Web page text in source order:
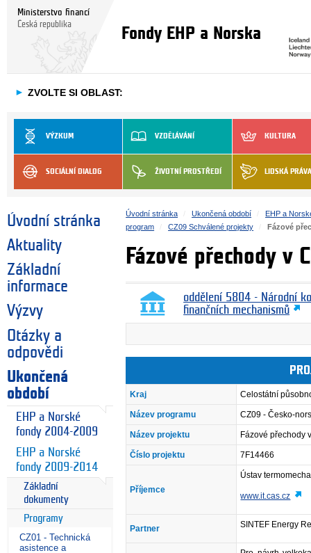
Ministerstvo financí
Česká republika
Fondy EHP a Norska
► ZVOLTE SI OBLAST:
VÝZKUM VZDĚLÁVÁNÍ KULTURA
SOCIÁLNÍ DIALOG ŽIVOTNÍ PROSTŘEDÍ LIDSKÁ PRÁVA
Úvodní stránka
Aktuality
Základní
informace
Výzvy
Otázky a
odpovědi
Ukončená
období
EHP a Norské
fondy 2004-2009
EHP a Norské
fondy 2009-2014
Základní
dokumenty
Programy
CZ01 - Technická
asistence a
Úvodní stránka Ukončená období
EHP a
program
CZ09 Schválené projekty Fázové
Fázové přechody v
oddělení 5804 - Národní
finančních mechanismů
Kraj Celostátní
Název programu CZ09 - Česko-
Název projektu Fázové přechody
Číslo projektu 7F14466
Příjemce
Ústav
www.it.cas.cz
Partner SINTEF Energy